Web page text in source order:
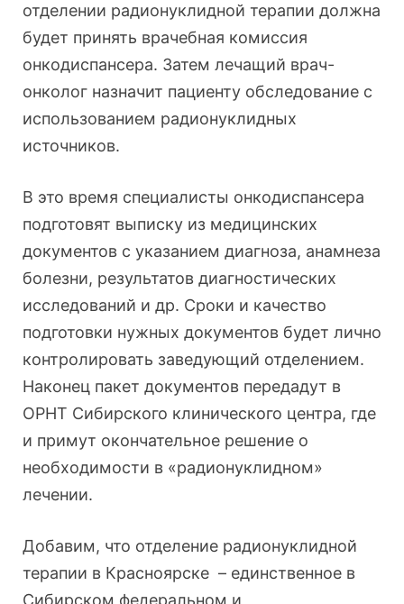
отделении радионуклидной терапии должна
будет принять врачебная комиссия
онкодиспансера. Затем лечащий врач-
онколог назначит пациенту обследование с
использованием радионуклидных
источников.
В это время специалисты онкодиспансера
подготовят выписку из медицинских
документов с указанием диагноза, анамнеза
болезни, результатов диагностических
исследований и др. Сроки и качество
подготовки нужных документов будет лично
контролировать заведующий отделением.
Наконец пакет документов передадут в
ОРНТ Сибирского клинического центра, где
и примут окончательное решение о
необходимости в «радионуклидном»
лечении.
Добавим, что отделение радионуклидной
терапии в Красноярске – единственное в